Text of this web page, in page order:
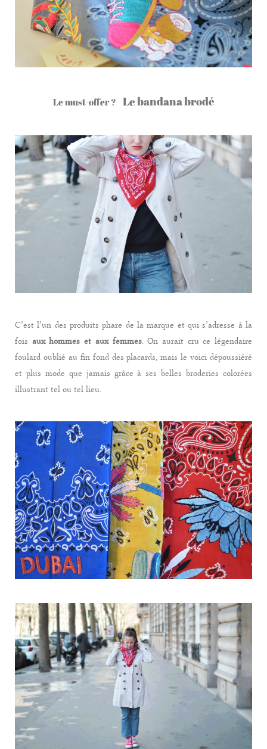
Le must-offer ? Le bandana brodé
C’est l’un des produits phare de la marque et qui s’adresse à la
fois aux hommes et aux femmes. On aurait cru ce légendaire
foulard oublié au fin fond des placards, mais le voici dépoussiéré
et plus mode que jamais grâce à ses belles broderies colorées
illustrant tel ou tel lieu.